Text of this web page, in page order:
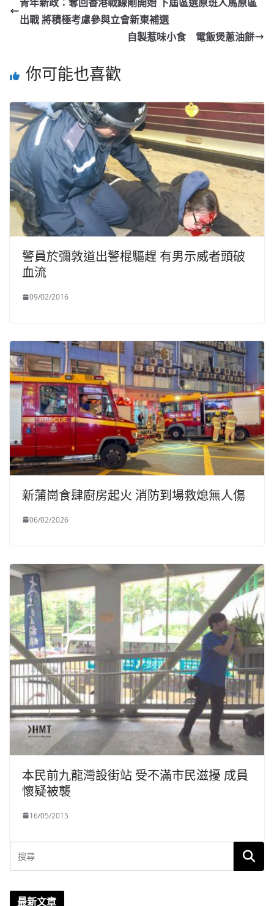
出戰 將積極考慮參與立會新東補選
自製惹味小食 電飯煲蔥油餅
你可能也喜歡
警員於彌敦道出警棍驅趕 有男示威者頭破
血流
09/02/2016
新蒲崗食肆廚房起火 消防到場救熄無人傷
06/02/2026
本民前九龍灣設街站 受不滿市民滋擾 成員
懷疑被襲
16/05/2015
最新文章